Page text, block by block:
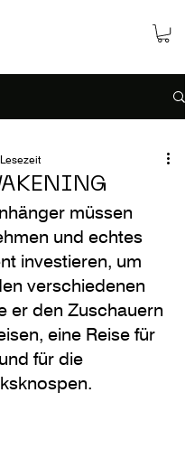
müssen
und echtes
investieren, um
verschiedenen
er den Zuschauern
eine Reise für
für die